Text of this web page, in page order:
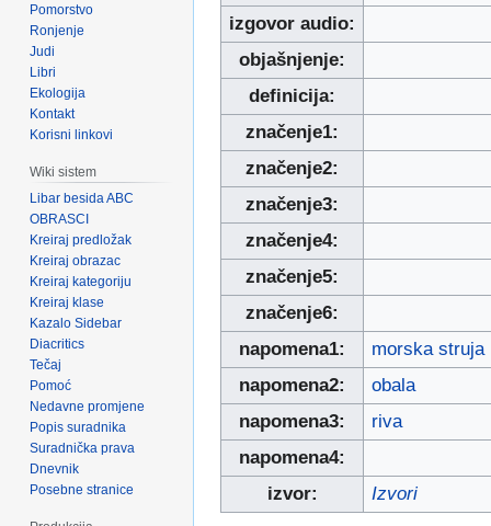
izgovor audio:
objašnjenje:
definicija:
značenje1:
značenje2:
značenje3:
značenje4:
značenje5:
značenje6:
napomena1:
morska struja
napomena2:
obala
napomena3:
riva
napomena4:
izvor:
Izvori
Pomorstvo
Ronjenje
Judi
Libri
Ekologija
Kontakt
Korisni linkovi
Wiki sistem
Libar besida ABC
OBRASCI
Kreiraj predložak
Kreiraj obrazac
Kreiraj kategoriju
Kreiraj klase
Kazalo Sidebar
Diacritics
Tečaj
Pomoć
Nedavne promjene
Popis suradnika
Suradnička prava
Dnevnik
Posebne stranice